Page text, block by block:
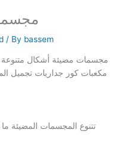
/ By bassem
مجسمات مضيئة أشكال
مكعبات كور جداريات تجميل
تتنوع المجسمات المضيئة